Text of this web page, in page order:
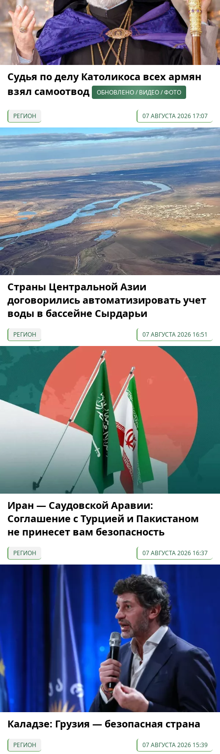
Судья по делу Католикоса всех армян
взял самоотвод
ОБНОВЛЕНО / ВИДЕО / ФОТО
РЕГИОН 07 АВГУСТА 2026 17:07
Страны Центральной Азии
договорились автоматизировать учет
воды в бассейне Сырдарьи
РЕГИОН 07 АВГУСТА 2026 16:51
Иран — Саудовской Аравии:
Соглашение с Турцией и Пакистаном
не принесет вам безопасность
РЕГИОН 07 АВГУСТА 2026 16:37
Каладзе: Грузия — безопасная страна
РЕГИОН 07 АВГУСТА 2026 15:39